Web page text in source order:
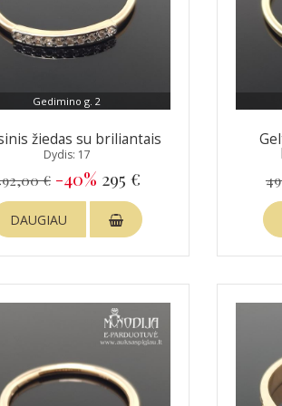
Gedimino g. 2
žiedas su briliantais
Dydis: 17
€ -40% 295 €
DAUGIAU